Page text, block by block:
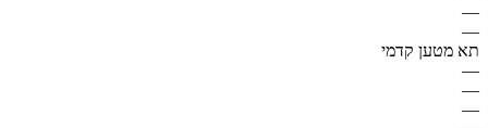
—
—
תא מטען קדמי
—
—
—